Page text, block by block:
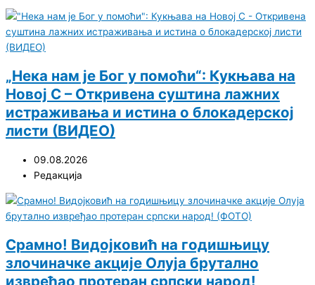
„Нека нам је Бог у помоћи“: Кукњава на
Новој С – Откривена суштина лажних
истраживања и истина о блокадерској
листи (ВИДЕО)
09.08.2026
Редакција
Срамно! Видојковић на годишњицу
злочиначке акције Олуја брутално
извређао протеран српски народ!